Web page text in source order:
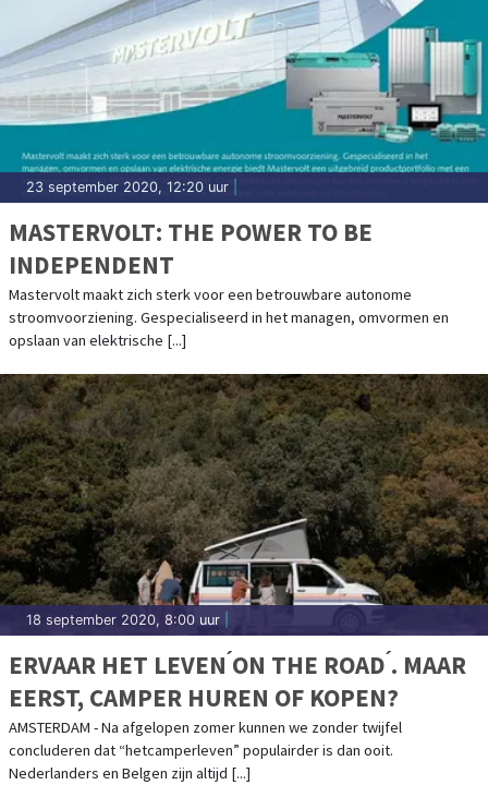
23 september 2020, 12:20 uur
MASTERVOLT: THE POWER TO BE
INDEPENDENT
Mastervolt maakt zich sterk voor een betrouwbare autonome
stroomvoorziening. Gespecialiseerd in het managen, omvormen en
opslaan van elektrische [...]
18 september 2020, 8:00 uur
ERVAAR HET LEVEN ́ON THE ROAD ́. MAAR
EERST, CAMPER HUREN OF KOPEN?
AMSTERDAM - Na afgelopen zomer kunnen we zonder twijfel
concluderen dat “hetcamperleven” populairder is dan ooit.
Nederlanders en Belgen zijn altijd [...]